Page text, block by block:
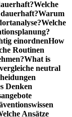
Welche
Warum
Welche
einordnenHow
Routinen
What is
neutral
Denken
Ansätze